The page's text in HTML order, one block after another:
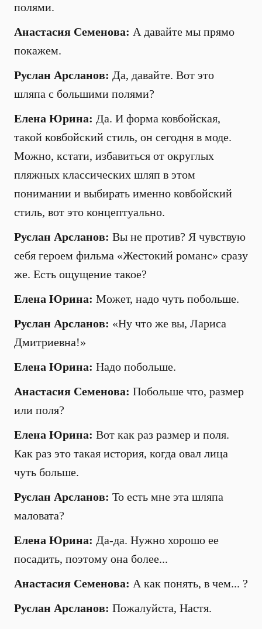
полями.
Анастасия Семенова: А давайте мы прямо
покажем.
Руслан Арсланов: Да, давайте. Вот это
шляпа с большими полями?
Елена Юрина: Да. И форма ковбойская,
такой ковбойский стиль, он сегодня в моде.
Можно, кстати, избавиться от округлых
пляжных классических шляп в этом
понимании и выбирать именно ковбойский
стиль, вот это концептуально.
Руслан Арсланов: Вы не против? Я чувствую
себя героем фильма «Жестокий романс» сразу
же. Есть ощущение такое?
Елена Юрина: Может, надо чуть побольше.
Руслан Арсланов: «Ну что же вы, Лариса
Дмитриевна!»
Елена Юрина: Надо побольше.
Анастасия Семенова: Побольше что, размер
или поля?
Елена Юрина: Вот как раз размер и поля.
Как раз это такая история, когда овал лица
чуть больше.
Руслан Арсланов: То есть мне эта шляпа
маловата?
Елена Юрина: Да-да. Нужно хорошо ее
посадить, поэтому она более...
Анастасия Семенова: А как понять, в чем... ?
Руслан Арсланов: Пожалуйста, Настя.